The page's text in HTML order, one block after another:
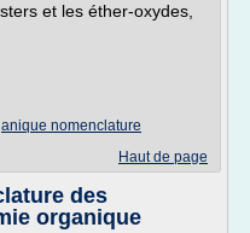
et les éther-oxydes,
nomenclature
Haut de page
des
organique